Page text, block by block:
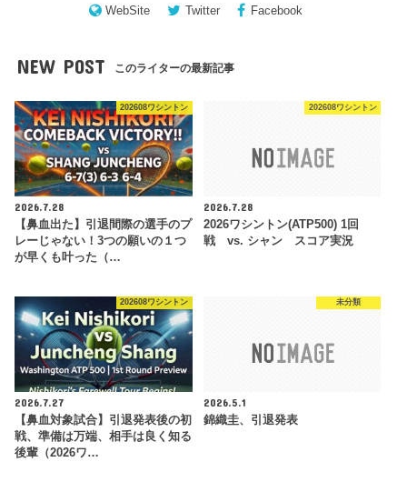
WebSite Twitter Facebook
NEW POST このライターの最新記事
202608ワシントン
2026.7.28
【鼻血出た】引退間際の選手のプ
レーじゃない！3つの願いの１つ
が早くも叶った（…
202608ワシントン
2026.7.28
2026ワシントン(ATP500) 1回
戦 vs. シャン スコア実況
202608ワシントン
2026.7.27
【鼻血対象試合】引退発表後の初
戦、準備は万端、相手は良く知る
後輩（2026ワ…
未分類
2026.5.1
錦織圭、引退発表